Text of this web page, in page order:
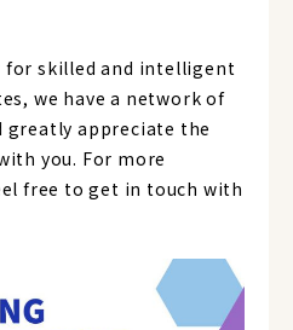
for skilled and intelligent
we have a network of
greatly appreciate the
you. For more
free to get in touch with